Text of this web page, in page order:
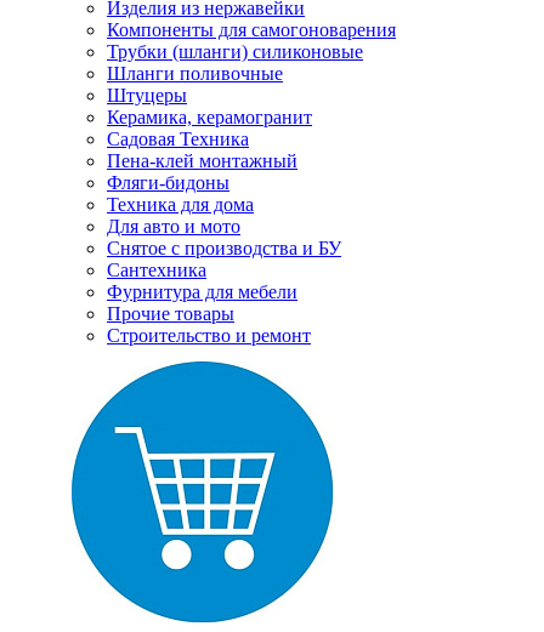
Изделия из нержавейки
Компоненты для самогоноварения
Трубки (шланги) силиконовые
Шланги поливочные
Штуцеры
Керамика, керамогранит
Садовая Техника
Пена-клей монтажный
Фляги-бидоны
Техника для дома
Для авто и мото
Снятое с производства и БУ
Сантехника
Фурнитура для мебели
Прочие товары
Строительство и ремонт